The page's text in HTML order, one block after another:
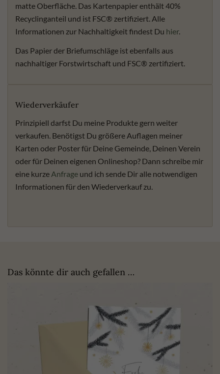
matte Oberfläche. Das Kartenpapier enthält 40%
Recyclinganteil und ist FSC® zertifiziert. Alle
Informationen zur Nachhaltigkeit findest Du hier.
Das Papier der Briefumschläge ist ebenfalls aus
nachhaltiger Forstwirtschaft und FSC® zertifiziert.
Wiederverkäufer
Prinzipiell darfst Du meine Produkte gern weiter
verkaufen. Benötigst Du größere Auflagen meiner
Karten oder Poster für Deine Gemeinde, Deinen Verein
oder für Deinen eigenen Onlineshop? Dann schreibe mir
eine kurze Anfrage und ich sende Dir alle notwendigen
Informationen für den Wiederverkauf zu.
Das könnte dir auch gefallen …